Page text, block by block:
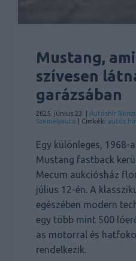
Mustang,
szívesen
garázsában
2025. június 23. | Autóshír
Személyauto | Címkék: autós
Egy különleges, 1968-
Mustang fastback
Mecum aukciósház
július 12-én. A
egészében modern
egy több mint 500
as motorral és
rendelkezik.